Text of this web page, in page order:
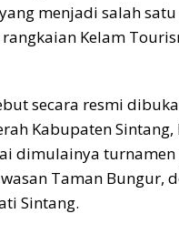
menjadi salah
Kelam
secara resmi
Kabupaten Sintang,
dimulainya turnamen
Taman Bungur,
Sintang.